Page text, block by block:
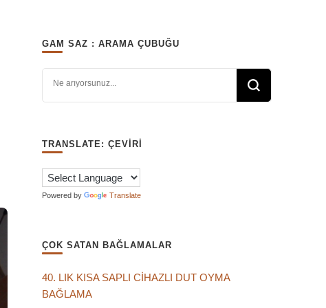
GAM SAZ : ARAMA ÇUBUĞU
TRANSLATE: ÇEVIRI
Powered by Translate
ÇOK SATAN BAĞLAMALAR
40. LIK KISA SAPLI CİHAZLI DUT OYMA
BAĞLAMA